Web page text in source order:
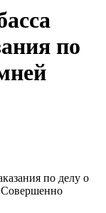
по